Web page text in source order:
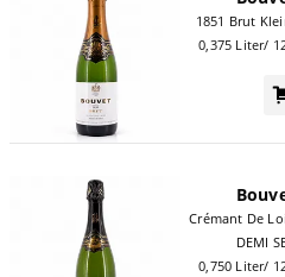
1851 Brut
0,375 Liter/
Crémant De
DEMI
0,750 Liter/